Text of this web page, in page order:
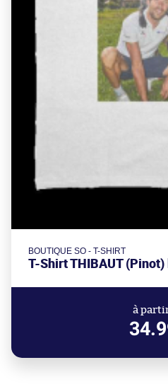
BOUTIQUE SO - T-SHIRT
T-Shirt THIBAUT (Pinot)
à